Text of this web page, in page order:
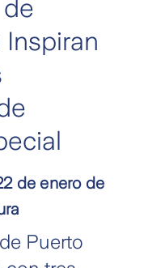
de enero de
Puerto